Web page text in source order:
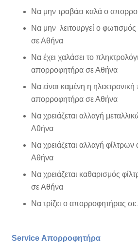
Να μην τραβάει καλά ο
Να μην λειτουργεί ο
σε Αθήνα
Να έχει χαλάσει το
απορροφητήρα σε Αθήνα
Να είναι καμένη η ηλεκτρονική
απορροφητήρα σε Αθήνα
Να χρειάζεται αλλαγή
Αθήνα
Να χρειάζεται αλλαγή
Αθήνα
Να χρειάζεται καθαρισμός
σε Αθήνα
Να τρίζει ο απορροφητήρας
Service Απορροφητήρα